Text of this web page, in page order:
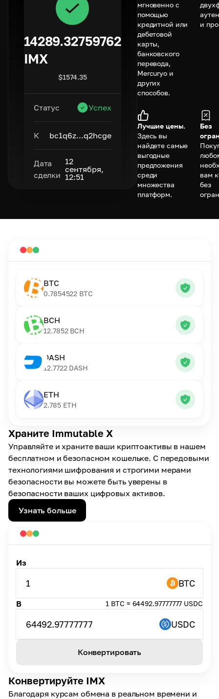
14289.32759762
IMX
$1574.35
Статус Успех
К bc1q6z...q2hcge
Дата
сделки
12
сентября,
12:51
мгновенно с
помощью
кредитной или
дебетовой
карты,
банковского
перевода,
Mercuryo и
других
способов.
и
Лучшие цены.
Здесь вы
найдете самые
выгодные
предложения
среди
множества
платформ.
Без
вам
без
Храните Immutable X
Управляйте и храните ваши криптоактивы в нашем
бесплатном и безопасном кошельке. С передовыми
технологиями шифрования и строгими мерами
безопасности вы можете быть уверены в
безопасности ваших цифровых активов.
Узнать больше
BTC
0.7854522 BTC
BCH
12.7852 BCH
DASH
12.7722 DASH
ETH
2.785 ETH
Конвертируйте IMX
Благодаря курсам обмена в реальном времени и
Из
1 BTC
В 1 BTC ≈ 64492.97777777 USDC
64492.97777777 USDC
Конвертировать